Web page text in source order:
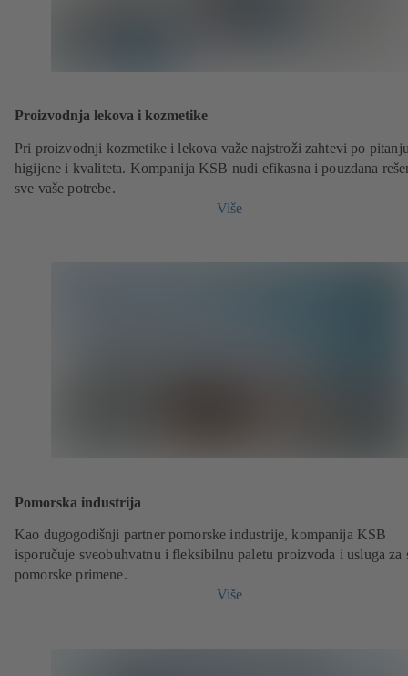
Proizvodnja lekova i kozmetike
Pri proizvodnji kozmetike i lekova važe najstroži zahtevi po
higijene i kvaliteta. Kompanija KSB nudi efikasna i pouzdana
sve vaše potrebe.
Više
Pomorska industrija
Kao dugogodišnji partner pomorske industrije, kompanija KSB
isporučuje sveobuhvatnu i fleksibilnu paletu proizvoda i usluga za
pomorske primene.
Više